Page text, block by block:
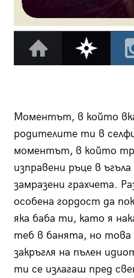
Моментът, в който
родителите ти в
моментът, в който
изправени ръце в
замразени грахчета.
особена гордост да
яка баба ти, като я
теб в банята, но
закръгля на пълен
ти се излагаш пред